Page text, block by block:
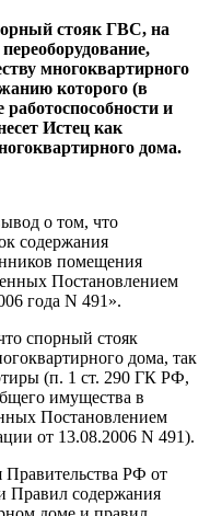
стояк ГВС, на
многоквартирного
которого (в
работоспособности и
Истец как
дома.
о том, что
содержания
помещения
Постановлением
года N 491».
спорный стояк
дома, так
(п. 1 ст. 290 ГК РФ,
имущества в
Постановлением
от 13.08.2006 N 491).
Правительства РФ от
Правил содержания